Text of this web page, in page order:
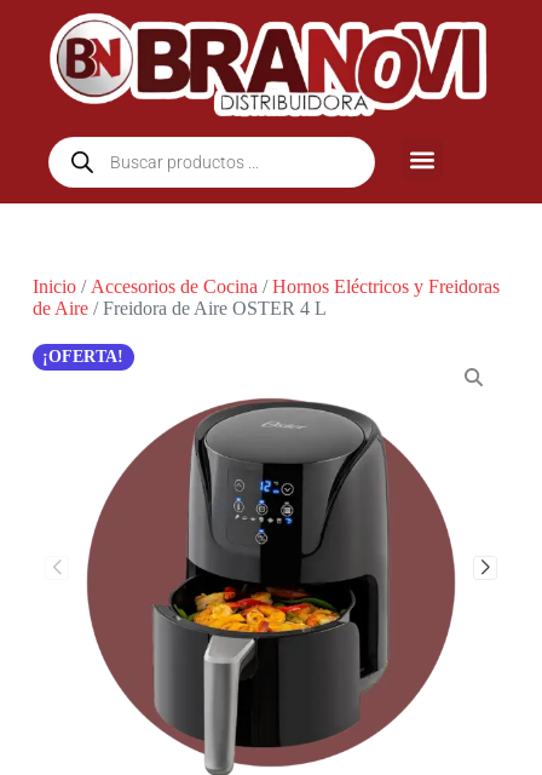
Inicio/ Accesorios de Cocina /Hornos Eléctricos y Freidoras
de Aire/ Freidora de Aire OSTER 4 L
¡OFERTA!